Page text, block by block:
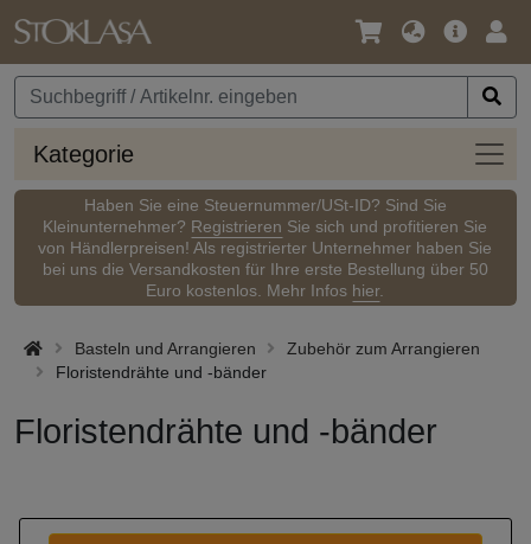
Sprache
Währung
Kategorie
Haben Sie eine Steuernummer/USt-ID? Sind Sie
Kleinunternehmer? Registrieren Sie sich und profitieren Sie
von Händlerpreisen! Als registrierter Unternehmer haben Sie
bei uns die Versandkosten für Ihre erste Bestellung über 50
Euro kostenlos. Mehr Infos hier.
Basteln und Arrangieren
Zubehör zum Arrangieren
Floristendrähte und -bänder
Floristendrähte und -bänder